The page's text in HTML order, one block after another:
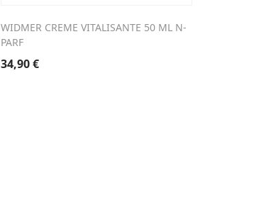
WIDMER CREME VITALISANTE 50 ML N-
PARF
34,90€